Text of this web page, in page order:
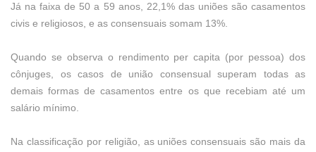
Já na faixa de 50 a 59 anos, 22,1% das uniões são casamentos
civis e religiosos, e as consensuais somam 13%.
Quando se observa o rendimento per capita (por pessoa) dos
cônjuges, os casos de união consensual superam todas as
demais formas de casamentos entre os que recebiam até um
salário mínimo.
Na classificação por religião, as uniões consensuais são mais da